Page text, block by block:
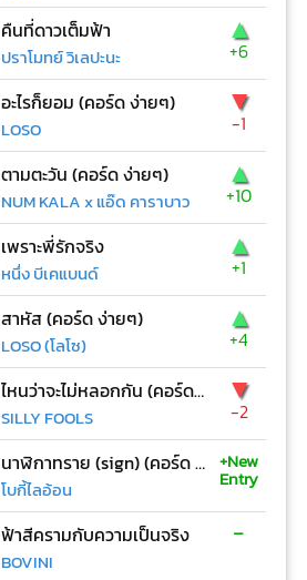
คืนที่ดาวเต็มฟ้า
ปราโมทย์ วิเลปะนะ
▲
+6
อะไรก็ยอม (คอร์ด ง่ายๆ)
LOSO
▼
-1
ตามตะวัน (คอร์ด ง่ายๆ)
NUM KALA x แอ๊ด คาราบาว
▲
+10
เพราะพี่รักจริง
หนึ่ง บีเคแบนด์
▲
+1
สาหัส (คอร์ด ง่ายๆ)
LOSO (โลโซ)
▲
+4
ไหนว่าจะไม่หลอกกัน (คอร์ด ง่ายๆ)
SILLY FOOLS
▼
-2
นาฬิกาทราย (sign) (คอร์ด ง่ายๆ)
โบกี้ไลอ้อน
+New
Entry
ฟ้าสีครามกับความเป็นจริง
BOVINI
-